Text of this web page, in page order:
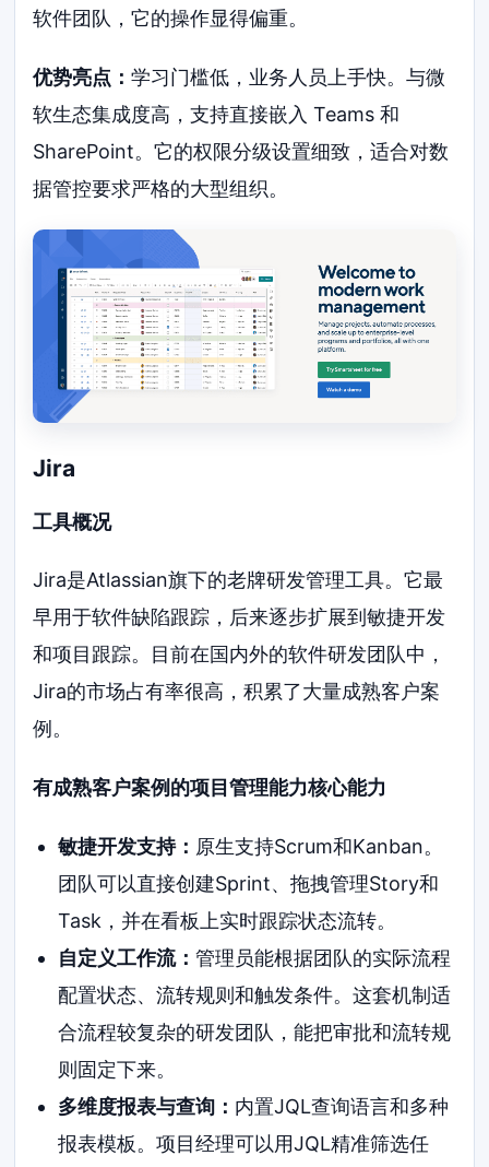
软件团队，它的操作显得偏重。
优势亮点：学习门槛低，业务人员上手快。与微
软生态集成度高，支持直接嵌入 Teams 和
SharePoint。它的权限分级设置细致，适合对数
据管控要求严格的大型组织。
Jira
工具概况
Jira是Atlassian旗下的老牌研发管理工具。它最
早用于软件缺陷跟踪，后来逐步扩展到敏捷开发
和项目跟踪。目前在国内外的软件研发团队中，
Jira的市场占有率很高，积累了大量成熟客户案
例。
有成熟客户案例的项目管理能力核心能力
敏捷开发支持： 原生支持Scrum和Kanban。
团队可以直接创建Sprint、拖拽管理Story和
Task，并在看板上实时跟踪状态流转。
自定义工作流： 管理员能根据团队的实际流程
配置状态、流转规则和触发条件。这套机制适
合流程较复杂的研发团队，能把审批和流转规
则固定下来。
多维度报表与查询： 内置JQL查询语言和多种
报表模板。项目经理可以用JQL精准筛选任